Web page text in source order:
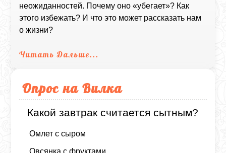
неожиданностей. Почему оно «убегает»? Как
этого избежать? И что это может рассказать нам
о жизни?
Читать Дальше...
Опрос на Вилка
Какой завтрак считается сытным?
Омлет с сыром